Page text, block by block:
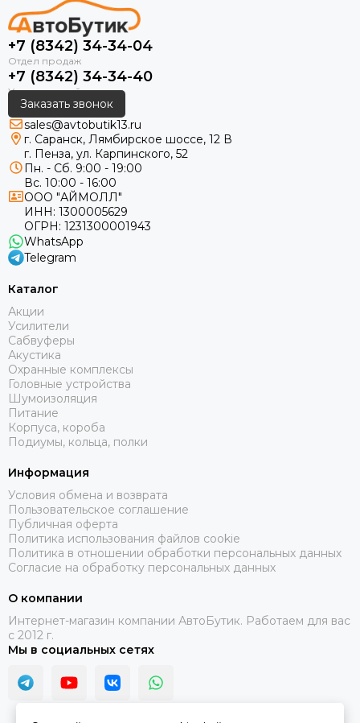
+7 (8342) 34-34-04
+7 (8342) 34-34-40
Заказать звонок
sales@avtobutik13.ru
г. Саранск, Лямбирское шоссе, 12 В
г. Пенза, ул. Карпинского, 52
Пн. - Сб. 9:00 - 19:00
Вс. 10:00 - 16:00
ООО "АЙМОЛЛ"
ИНН: 1300005629
ОГРН: 1231300001943
WhatsApp
Telegram
Каталог
Акции
Усилители
Сабвуферы
Акустика
Охранные комплексы
Головные устройства
Шумоизоляция
Питание
Корпуса, короба
Подиумы, кольца, полки
Информация
Условия обмена и возврата
Пользовательское соглашение
Публичная оферта
Политика использования файлов cookie
Политика в отношении обработки персональных данных
Согласие на обработку персональных данных
О компании
Интернет-магазин компании АвтоБутик. Работаем для вас
с 2012 г.
Мы в социальных сетях